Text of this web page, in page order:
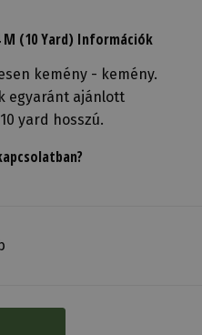
M (10 Yard) Információk
kemény - kemény.
egyaránt ajánlott
yard hosszú.